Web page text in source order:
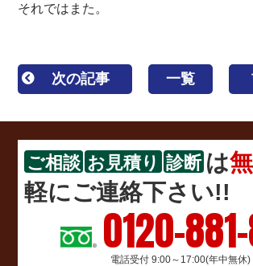
それではまた。
次の記事 一覧
ご相談 お見積り 診断 は
軽にご連絡下さい!!
0120-
電話受付 9:00～17:00(年中無休)